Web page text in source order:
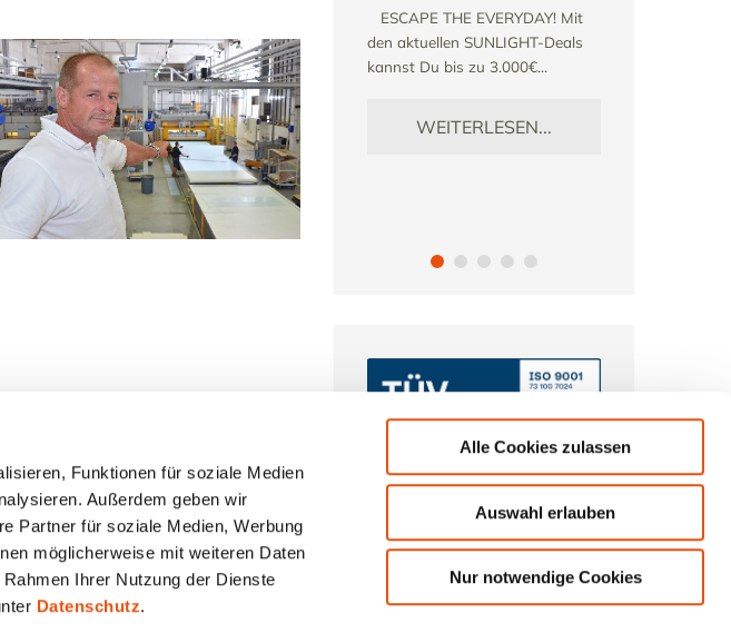
Funktionen für soziale Medien
Außerdem geben wir
Partner für soziale Medien, Werbung
möglicherweise mit weiteren Daten
Ihrer Nutzung der Dienste
Datenschutz.
Alle Cookies zulassen
Auswahl erlauben
Nur notwendige Cookies
Jahres
im
Energiemanagement durch den
TÜV Hessen erfolgreich nach der
internationalen Norm DIN EN ISO
50001 zertifizieren lassen....
WEITERLESEN...
ESCAPE THE EVERYDAY! Mit
den aktuellen SUNLIGHT-Deals
kannst Du bis zu 3.000€...
WEITERLESEN...